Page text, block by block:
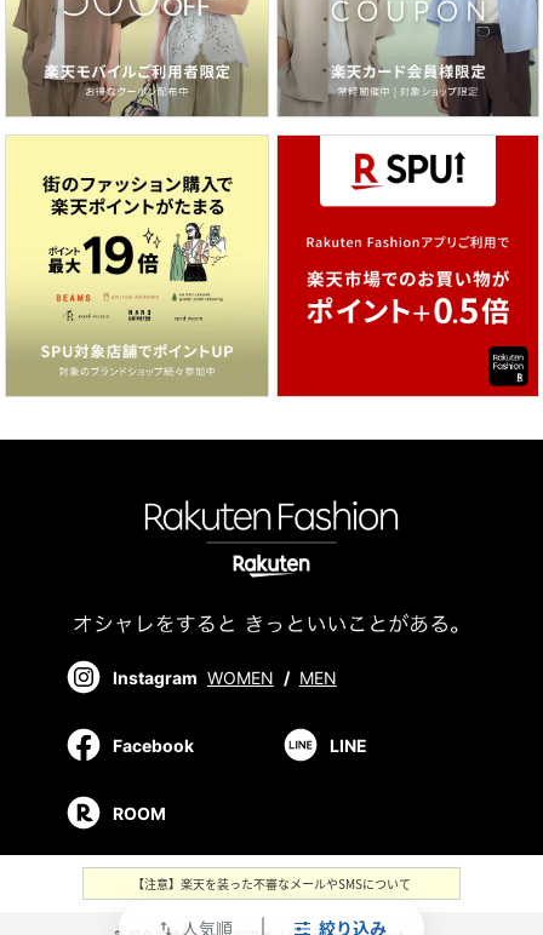
swap_vert 人気順 絞り込み
Instagram WOMEN / MEN
Facebook LINE
ROOM
【注意】楽天を装った不審なメールやSMSについて